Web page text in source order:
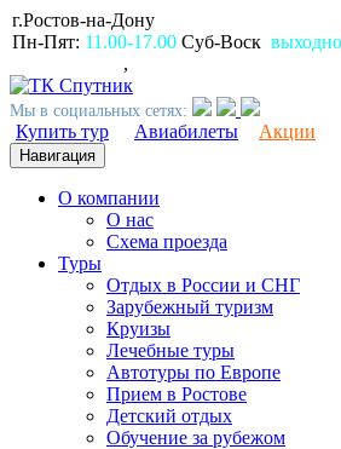
г.Ростов-на-Дону
Пн-Пят: 11.00-17.00 Суб-Воск
,
Мы в социальных сетях:
Купить тур Авиабилеты Акции
Навигация
О компании
О нас
Схема проезда
Туры
Отдых в России и СНГ
Зарубежный туризм
Круизы
Лечебные туры
Автотуры по Европе
Прием в Ростове
Детский отдых
Обучение за рубежом